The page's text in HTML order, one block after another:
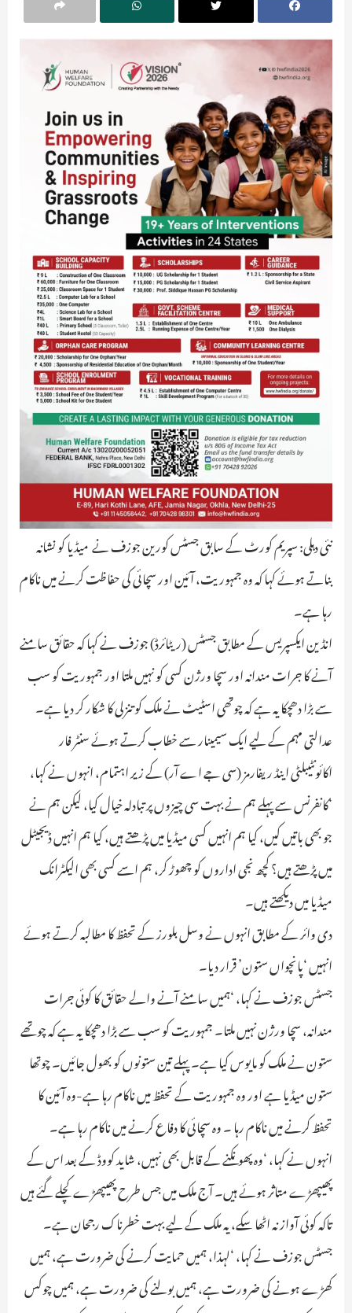
نئی دہلی: سپریم کورٹ کے سابق جسٹس کورین جوزف نے میڈیا کو نشانہ
بناتے ہوئے کہا کہ وہ جمہوریت، آئین اور سچائی کی حفاظت کرنے میں ناکام
رہا ہے۔
انڈین ایکسپریس کے مطابق جسٹس (ریٹائرڈ) جوزف نے کہا کہ حقائق سامنے
آنے کا جرات مندانہ اور سچا ورژن کسی کو نہیں ملتا اور جمہوریت کو سب
سے بڑا دھچکا یہ ہے کہ چوتھی اسٹیٹ نے ملک کو تنزلی کا شکار کر دیا ہے۔
عدالتی مہم کے لیے ایک سیمینار سے خطاب کرتے ہوئے سنٹر فار
اکائونٹیبلٹی اینڈ ریفارمز (سی جے اے آر) کے زیر اہتمام، انہوں نے کہا،
‘کانفرنس سے پہلے ہم نے بہت سی چیزوں پر تبادلہ خیال کیا، لیکن ہم نے
جو بھی باتیں کیں، کیا ہم انہیں کسی میڈیا میں پڑھتے ہیں، کیا ہم انہیں ڈیجیٹل
میں پڑھتے ہیں؟ کچھ نجی اداروں کو چھوڑ کر، ہم اسے کسی بھی الیکٹرانک
میڈیا میں دیکھتے ہیں۔
دی وائر کے مطابق انہوں نے وسل بلورز کے تحفظ کا مطالبہ کرتے ہوئے
انہیں ‘پانچواں ستون’ قرار دیا۔
جسٹس جوزف نے کہا، ‘ہمیں سامنے آنے والے حقائق کا کوئی جرات
مندانہ، سچا ورژن نہیں ملتا۔ جمہوریت کو سب سے بڑا دھچکا یہ ہے کہ چوتھے
ستون نے ملک کو مایوس کیا ہے۔ پہلے تین ستونوں کو بھول جائیں۔ چوتھا
ستون میڈیا ہے اور وہ جمہوریت کے تحفظ میں ناکام رہا ہے-وہ آئین کا
تحفظ کرنے میں ناکام رہا ۔ وہ سچائی کا دفاع کرنے میں ناکام رہا ہے۔
انہوں نے کہا، ‘وہ پھونکنے کے قابل بھی نہیں، شاید کووڈ کے بعد اس کے
پھیپھڑے متاثر ہوئے ہیں۔ آج ملک میں جس طرح پھیپھڑے کچلے گئے ہیں
تاکہ کوئی آواز نہ اٹھا سکے، یہ ملک کے لیے بہت خطرناک رجحان ہے۔
جسٹس جوزف نے کہا، ‘لہذا، ہمیں حمایت کرنے کی ضرورت ہے، ہمیں
کھڑے ہونے کی ضرورت ہے، ہمیں بولنے کی ضرورت ہے، ہمیں چوکس